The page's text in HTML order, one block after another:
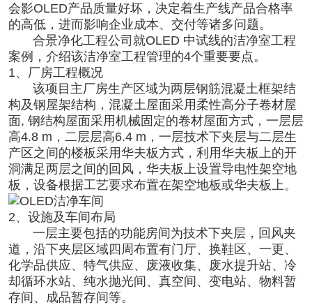
会影OLED产品质量好坏，决定着生产线产品合格率
的高低，进而影响企业成本、交付等诸多问题。
合景净化工程公司 就OLED 中试线的洁净室工程
案例，介绍该洁净室工程管理的4个重要要点。
1、厂房工程概况
该项目主厂房生产区域为两层钢筋混凝土框架结
构及钢屋架结构，混凝土屋面采用柔性高分子卷材屋
面, 钢结构屋面采用机械固定的卷材屋面方式，一层层
高4.8 m，二层层高6.4 m，一层技术下夹层与二层生
产区之间的楼板采用华夫板方式，利用华夫板上的开
洞满足两层之间的回风，华夫板上设置导电性架空地
板，设备根据工艺要求布置在架空地板或华夫板上。
2、设施及车间布局
一层主要包括的功能房间为技术下夹层，回风夹
道，沿下夹层区域四周布置有门厅、换鞋区、一更、
化学品供应、特气供应、废液收集、废水提升站、冷
却循环水站、纯水抛光间、真空间、变电站、物料暂
存间、成品暂存间等。